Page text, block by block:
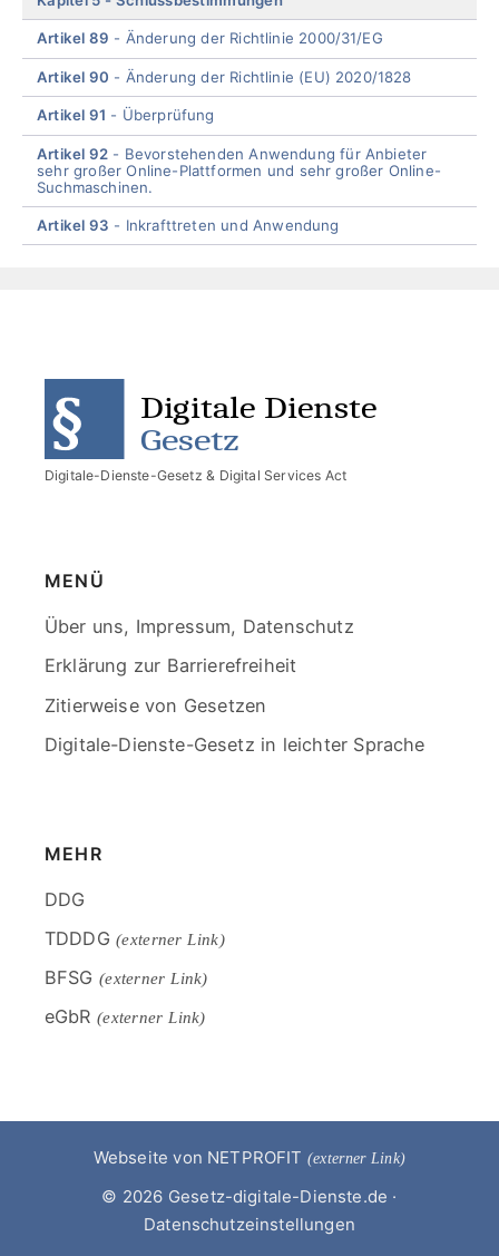
Artikel 89 Änderung der Richtlinie 2000/31/EG
Artikel 90 Änderung der Richtlinie (EU) 2020/1828
Artikel 91 Überprüfung
Artikel 92
Bevorstehenden Anwendung für Anbieter
sehr großer Online-Plattformen und sehr großer Online-
Suchmaschinen.
Artikel 93 Inkrafttreten und Anwendung
Digitale-Dienste-Gesetz & Digital Services Act
MENÜ
Skip
menu
Über uns, Impressum, Datenschutz
Erklärung zur Barrierefreiheit
Zitierweise von Gesetzen
Digitale-Dienste-Gesetz in leichter Sprache
MEHR
Skip
menu
DDG
TDDDG(externer Link)
BFSG (externer Link)
eGbR (externer Link)
Webseite von NETPROFIT (externer Link)
© 2026 Gesetz-digitale-Dienste.de ·
Datenschutzeinstellungen